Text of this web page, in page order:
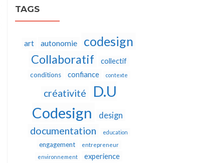
TAGS
art autonomie codesign
Collaboratif collectif
conditions confiance contexte
créativité
D.U
Codesign
design
documentation education
engagement
entrepreneur
environnement
experience